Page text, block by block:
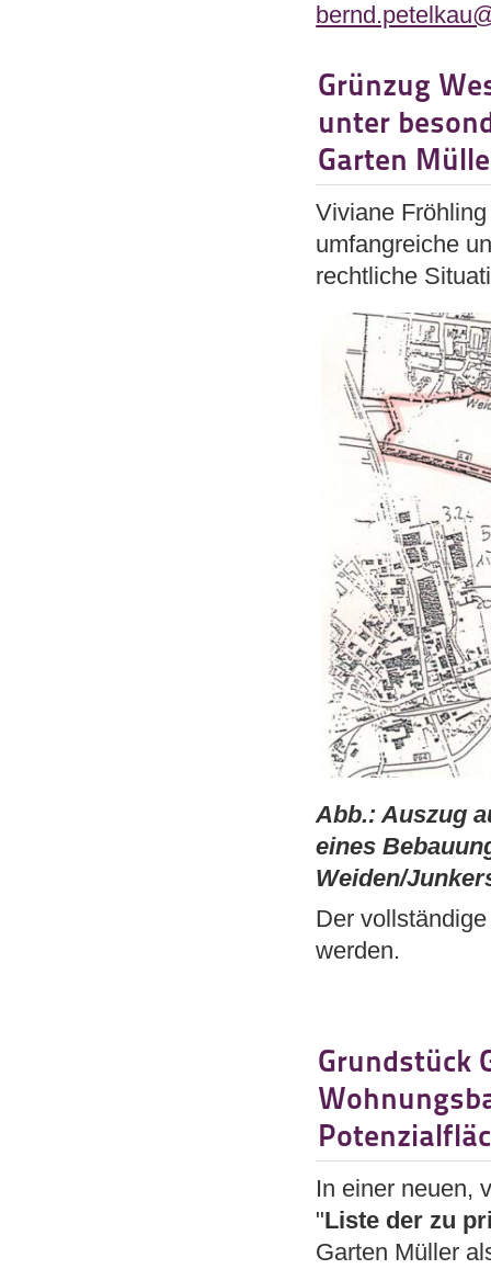
Grünzug
unter
Garten
Viviane
umfangreiche
rechtliche
Abb.: Auszug
eines
Weiden/
Der
werden.
Grundstück
In einer neuen,
"Liste der zu
Garten Müller